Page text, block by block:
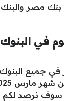
مصر والبنك
في
في جميع
نرصد لكم